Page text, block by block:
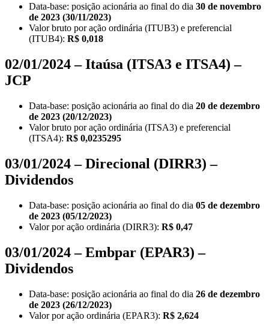
Data-base: posição acionária ao final do dia 30 de novembro
de 2023 (30/11/2023)
Valor bruto por ação ordinária (ITUB3) e preferencial
(ITUB4): R$ 0,018
02/01/2024 – Itaúsa (ITSA3 e ITSA4) –
JCP
Data-base: posição acionária ao final do dia 20 de dezembro
de 2023 (20/12/2023)
Valor bruto por ação ordinária (ITSA3) e preferencial
(ITSA4): R$ 0,0235295
03/01/2024 – Direcional (DIRR3) –
Dividendos
Data-base: posição acionária ao final do dia 05 de dezembro
de 2023 (05/12/2023)
Valor por ação ordinária (DIRR3): R$ 0,47
03/01/2024 – Embpar (EPAR3) –
Dividendos
Data-base: posição acionária ao final do dia 26 de dezembro
de 2023 (26/12/2023)
Valor por ação ordinária (EPAR3): R$ 2,624